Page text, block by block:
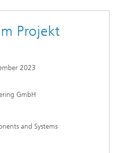
Projekt
2023
GmbH
and Systems